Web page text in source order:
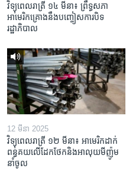
វិទ្យុពេលរាត្រី ១៤ មីនា៖ ព្រឹទ្ធសភា
អាមេរិកគ្រោងនឹងបញ្ចៀសការបិទ
រដ្ឋាភិបាល
12 មីនា 2025
វិទ្យុពេលរាត្រី ១២ មីនា៖ អាមេរិក​ដាក់​
ពន្ធគយ​លើ​ដែកថែក​និង​អាលុយ​មីញ៉ូម​
នាំចូល